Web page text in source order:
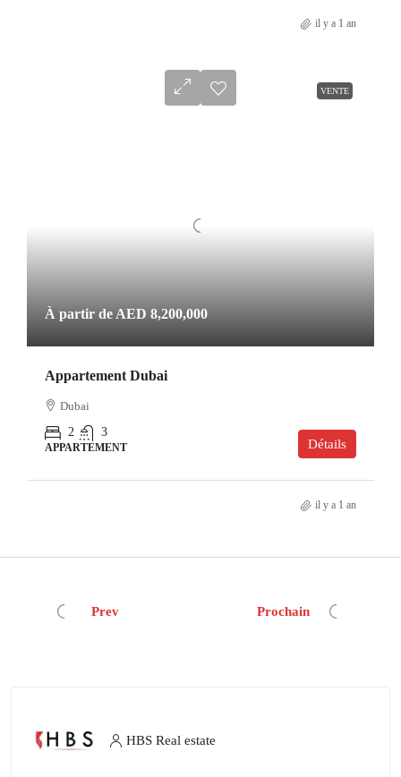
il y a 1 an
VENTE
À partir de AED 8,200,000
Appartement Dubai
Dubai
2
3
APPARTEMENT Détails
il y a 1 an
Prev Prochain
HBS Real estate